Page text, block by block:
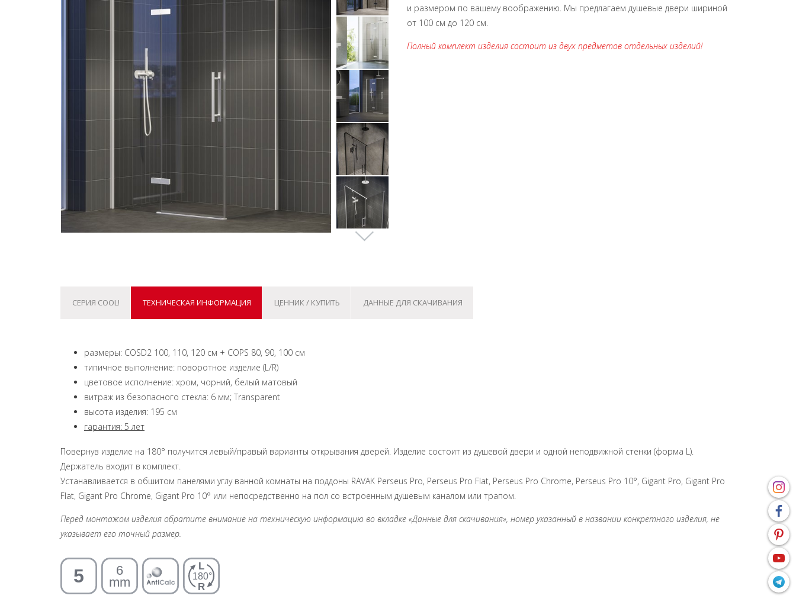
и размером по вашему воображению. Мы предлагаем душевые двери шириной
от 100 см до 120 см.
Полный комплект изделия состоит из двух предметов отдельных изделий!
СЕРИЯ COOL! ТЕХНИЧЕСКАЯ ИНФОРМАЦИЯ ЦЕННИК / КУПИТЬ ДАННЫЕ ДЛЯ СКАЧИВАНИЯ
размеры: COSD2 100, 110, 120 см + COPS 80, 90, 100 см
типичное выполнение: поворотное изделие (L/R)
цветовое исполнение: хром, чорний, белый матовый
витраж из безопасного стекла: 6 мм; Transparent
высота изделия: 195 см
гарантия: 5 лет
Повернув изделие на 180° получится левый/правый варианты открывания дверей. Изделие состоит из душевой двери и одной неподвижной стенки (форма L).
Держатель входит в комплект.
Устанавливается в обшитом панелями углу ванной комнаты на поддоны RAVAK Perseus Pro, Perseus Pro Flat, Perseus Pro Chrome, Perseus Pro 10°, Gigant Pro, Gigant Pro
Flat, Gigant Pro Chrome, Gigant Pro 10° или непосредственно на пол со встроенным душевым каналом или трапом.
Перед монтажом изделия обратите внимание на техническую информацию во вкладке «Данные для скачивания», номер указанный в названии конкретного изделия, не
указывает его точный размер.